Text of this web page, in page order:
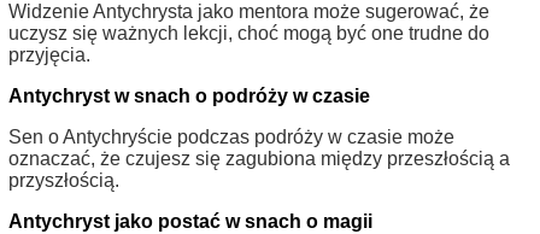
Widzenie Antychrysta jako mentora może sugerować, że
uczysz się ważnych lekcji, choć mogą być one trudne do
przyjęcia.
Antychryst w snach o podróży w czasie
Sen o Antychryście podczas podróży w czasie może
oznaczać, że czujesz się zagubiona między przeszłością a
przyszłością.
Antychryst jako postać w snach o magii